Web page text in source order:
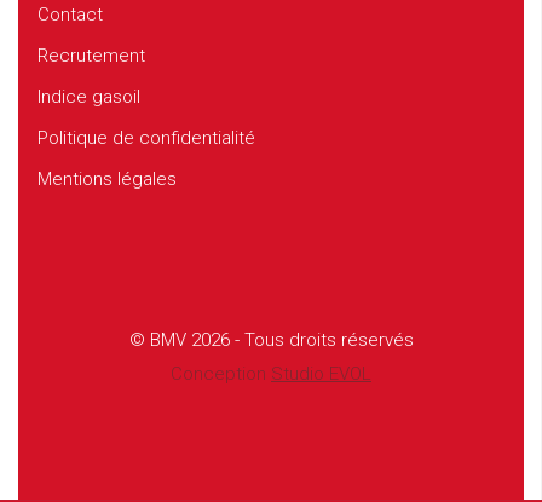
Contact
Recrutement
Indice gasoil
Politique de confidentialité
Mentions légales
© BMV 2026 - Tous droits réservés
Conception Studio EVOL